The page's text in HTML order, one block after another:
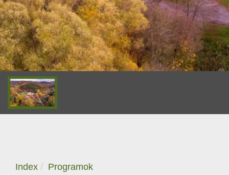
Index
Programok